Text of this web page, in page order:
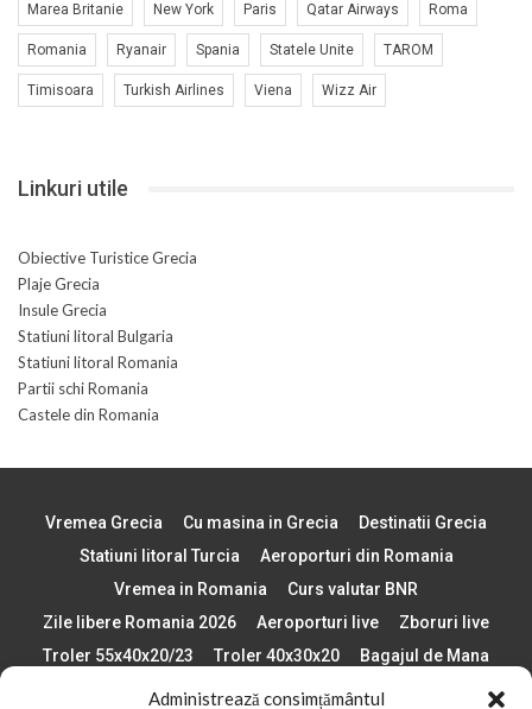
Administrează consimțământul
Marea Britanie New York Paris Qatar Airways Roma
Romania Ryanair Spania Statele Unite TAROM
Timisoara Turkish Airlines Viena Wizz Air
Linkuri utile
Obiective Turistice Grecia
Plaje Grecia
Insule Grecia
Statiuni litoral Bulgaria
Statiuni litoral Romania
Partii schi Romania
Castele din Romania
Vremea Grecia Cu masina in Grecia
Destinatii Grecia
Statiuni litoral Turcia
Aeroporturi din Romania
Vremea in Romania
Curs valutar BNR
Zile libere Romania 2026
Aeroporturi live
Zboruri live
Troler 55x40x20/23
Troler 40x30x20
Bagajul de Mana
Paste 2026
Cele mai bune telefoane